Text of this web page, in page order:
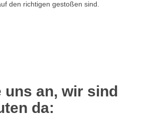
den richtigen gestoßen sind.
uns an, wir sind
da: